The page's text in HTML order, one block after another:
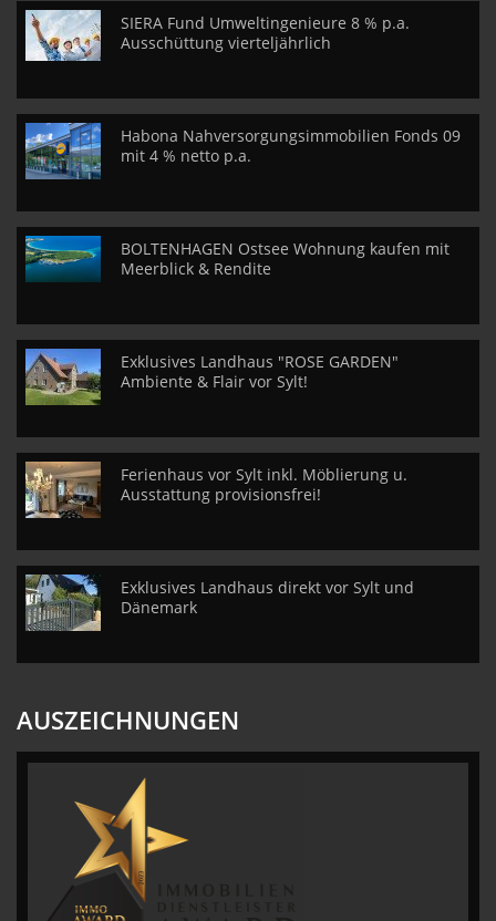
SIERA Fund Umweltingenieure 8 % p.a.
Ausschüttung vierteljährlich
Habona Nahversorgungsimmobilien Fonds 09
mit 4 % netto p.a.
BOLTENHAGEN Ostsee Wohnung kaufen mit
Meerblick & Rendite
Exklusives Landhaus "ROSE GARDEN"
Ambiente & Flair vor Sylt!
Ferienhaus vor Sylt inkl. Möblierung u.
Ausstattung provisionsfrei!
Exklusives Landhaus direkt vor Sylt und
Dänemark
AUSZEICHNUNGEN